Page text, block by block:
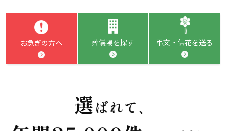
お急ぎの方へ 葬儀場を探す 弔文・供花を送る